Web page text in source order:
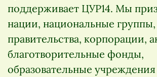
поддерживает ЦУР14. Мы
нации, национальные группы,
правительства, корпорации,
благотворительные фонды,
образовательные